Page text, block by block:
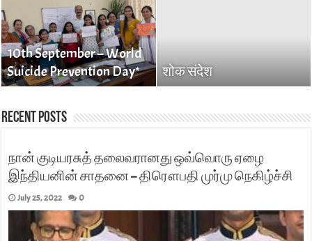
10th September – World
Suicide Prevention Day*
शोक संदेश
Recent Posts
நான் குடியரசுத் தலைவரானது ஒவ்வொரு ஏழை
இந்தியனின் சாதனை – திரௌபதி முர்மு நெகிழ்ச்சி
July 25, 2022 0